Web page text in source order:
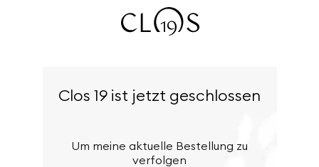
Clos 19 ist jetzt geschlossen
Um meine aktuelle Bestellung zu
verfolgen